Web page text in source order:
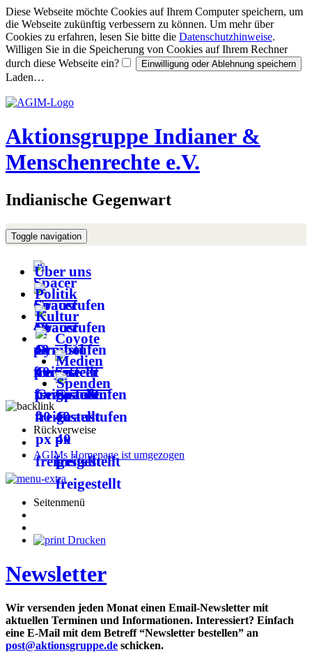
Diese Webseite möchte Cookies auf Ihrem Computer speichern, um
die Webseite zukünftig verbessern zu können. Um mehr über
Cookies zu erfahren, lesen Sie bitte die Datenschutzhinweise.
Willigen Sie in die Speicherung von Cookies auf Ihrem Rechner
durch diese Webseite ein?
Laden…
Aktionsgruppe Indianer &
Menschenrechte e.V.
Indianische Gegenwart
Toggle navigation
Über uns
Politik
Kultur
Coyote
Medien
Spenden
Rückverweise
AGIMs Homepage ist umgezogen
Seitenmenü
Drucken
Newsletter
Wir versenden jeden Monat einen Email-Newsletter mit
aktuellen Terminen und Informationen. Interessiert? Einfach
eine E-Mail mit dem Betreff “Newsletter bestellen” an
post@aktionsgruppe.de schicken.